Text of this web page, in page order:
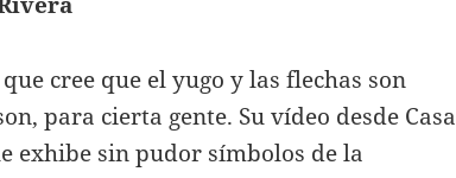
cree que el yugo y las flechas son
para cierta gente. Su vídeo desde Casa
exhibe sin pudor símbolos de la